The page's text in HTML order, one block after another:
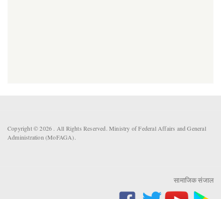
Copyright © 2026 . All Rights Reserved. Ministry of Federal Affairs and General
Administration (MoFAGA).
सामाजिक संजाल